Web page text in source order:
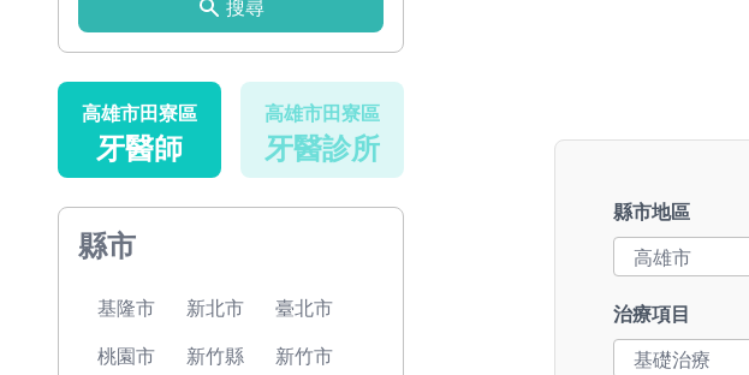
搜尋
高雄市田寮區
牙醫師
高雄市田寮區
牙醫診所
縣市
基隆市 新北市 臺北市
桃園市 新竹縣 新竹市
縣市地區
治療項目